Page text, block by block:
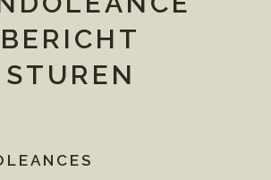
BERICHT
STUREN